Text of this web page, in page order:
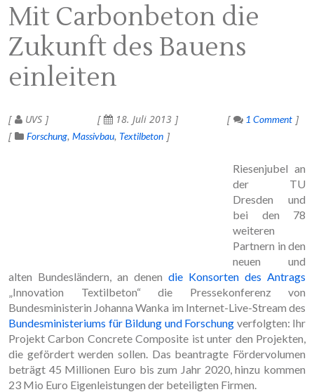
Mit Carbonbeton die
Zukunft des Bauens
einleiten
UVS 18. Juli 2013
1 Comment
Forschung Massivbau Textilbeton
Riesenjubel an
der TU
Dresden und
bei den 78
weiteren
Partnern in den
neuen und
alten Bundesländern, an denen die Konsorten des Antrags
„Innovation Textilbeton“ die Pressekonferenz von
Bundesministerin Johanna Wanka im Internet-Live-Stream des
Bundesministeriums für Bildung und Forschung verfolgten: Ihr
Projekt Carbon Concrete Composite ist unter den Projekten,
die gefördert werden sollen. Das beantragte Fördervolumen
beträgt 45 Millionen Euro bis zum Jahr 2020, hinzu kommen
23 Mio Euro Eigenleistungen der beteiligten Firmen.